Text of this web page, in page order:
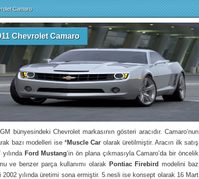
Camaro
Chevrolet Camaro
bünyesindeki Chevrolet markasının gösteri aracıdır. Camaro’nun
bazı modelleri ise *Muscle Car olarak üretilmiştir. Aracın ilk satış
Ford Mustang‘in ön plana çıkmasıyla Camaro’da bir öncelik
ve benzer parça kullanımı olarak Pontiac Firebird modelini baz
2002 yılında üretimi sona ermiştir. 5.nesli ise konsept olarak 16 Mart